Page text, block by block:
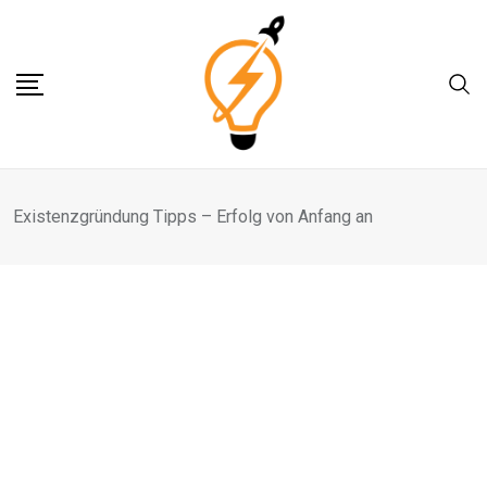
content
Existenzgründung Tipps – Erfolg von Anfang an